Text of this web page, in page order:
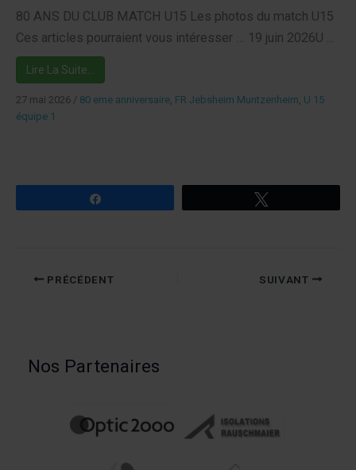
80 ANS DU CLUB MATCH U15 Les photos du match U15
Ces articles pourraient vous intéresser … 19 juin 2026U ...
Lire La Suite…
27 mai 2026 / 80 eme anniversaire, FR Jebsheim Muntzenheim, U 15
équipe 1
PRÉCÉDENT SUIVANT
Nos Partenaires